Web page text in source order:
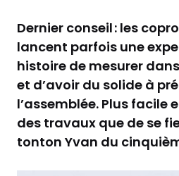
Dernier conseil : les
lancent parfois une
histoire de mesurer
et d’avoir du solide à
l’assemblée. Plus facile
des travaux que de se
tonton Yvan du